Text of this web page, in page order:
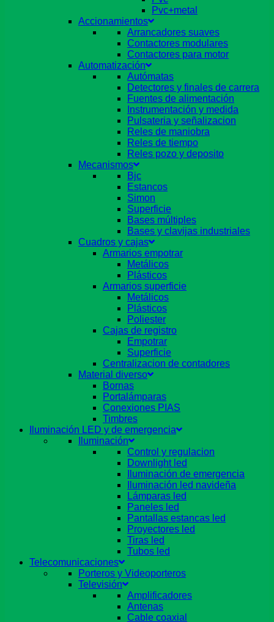
Pvc+metal
Accionamientos
Arrancadores suaves
Contactores modulares
Contactores para motor
Automatización
Autómatas
Detectores y finales de carrera
Fuentes de alimentación
Instrumentación y medida
Pulsateria y señalizacion
Reles de maniobra
Reles de tiempo
Reles pozo y deposito
Mecanismos
Bjc
Estancos
Simon
Superficie
Bases múltiples
Bases y clavijas industriales
Cuadros y cajas
Armarios empotrar
Metálicos
Plásticos
Armarios superficie
Metálicos
Plásticos
Poliester
Cajas de registro
Empotrar
Superficie
Centralizacion de contadores
Material diverso
Bornas
Portalámparas
Conexiones PIAS
Timbres
Iluminación LED y de emergencia
Iluminación
Control y regulacion
Downlight led
Iluminación de emergencia
Iluminación led navideña
Lámparas led
Paneles led
Pantallas estancas led
Proyectores led
Tiras led
Tubos led
Telecomunicaciones
Porteros y Videoporteros
Televisión
Amplificadores
Antenas
Cable coaxial